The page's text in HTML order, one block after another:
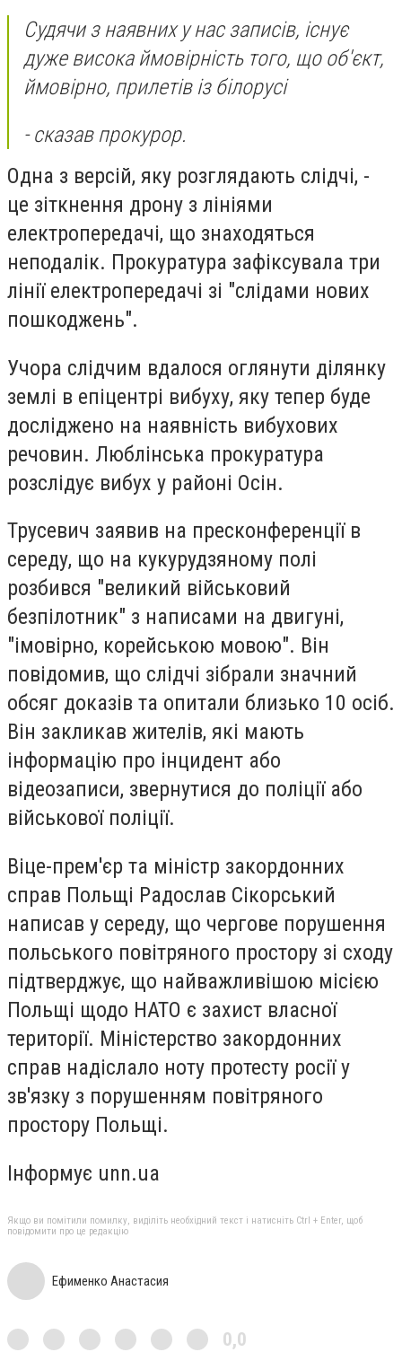
Судячи з наявних у нас записів, існує
дуже висока ймовірність того, що об'єкт,
ймовірно, прилетів із білорусі
- сказав прокурор.
Одна з версій, яку розглядають слідчі, -
це зіткнення дрону з лініями
електропередачі, що знаходяться
неподалік. Прокуратура зафіксувала три
лінії електропередачі зі "слідами нових
пошкоджень".
Учора слідчим вдалося оглянути ділянку
землі в епіцентрі вибуху, яку тепер буде
досліджено на наявність вибухових
речовин. Люблінська прокуратура
розслідує вибух у районі Осін.
Трусевич заявив на пресконференції в
середу, що на кукурудзяному полі
розбився "великий військовий
безпілотник" з написами на двигуні,
"імовірно, корейською мовою". Він
повідомив, що слідчі зібрали значний
обсяг доказів та опитали близько 10 осіб.
Він закликав жителів, які мають
інформацію про інцидент або
відеозаписи, звернутися до поліції або
військової поліції.
Віце-прем'єр та міністр закордонних
справ Польщі Радослав Сікорський
написав у середу, що чергове порушення
польського повітряного простору зі сходу
підтверджує, що найважливішою місією
Польщі щодо НАТО є захист власної
території. Міністерство закордонних
справ надіслало ноту протесту росії у
зв'язку з порушенням повітряного
простору Польщі.
Інформує unn.ua
Якщо ви помітили помилку, виділіть необхідний текст і натисніть Ctrl + Enter, щоб
повідомити про це редакцію
Ефименко Анастасия
0,0